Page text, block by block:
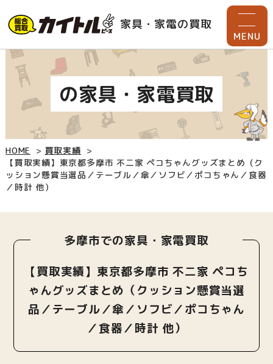
家具・家電の買取
MENU
の家具・家電買取
HOME
買取実績
【買取実績】東京都多摩市 不二家 ペコちゃんグッズまとめ（ク
ッション懸賞当選品／テーブル／傘／ソフビ／ポコちゃん／食器
／時計 他）
多摩市での家具・家電買取
【買取実績】東京都多摩市 不二家 ペコち
ゃんグッズまとめ（クッション懸賞当選
品／テーブル／傘／ソフビ／ポコちゃん
／食器／時計 他）